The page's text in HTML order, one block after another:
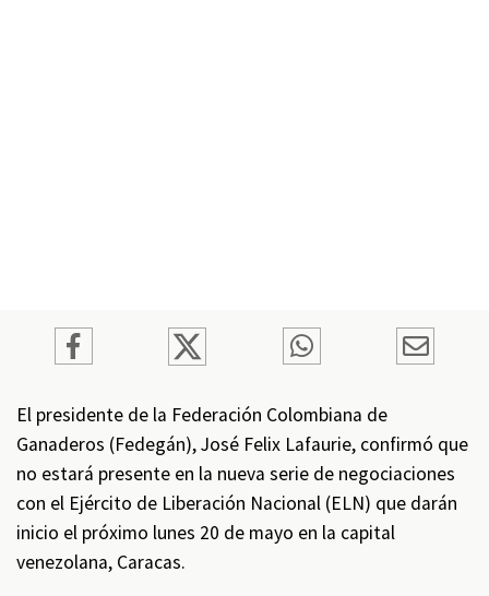
El presidente de la Federación Colombiana de
Ganaderos (Fedegán), José Felix Lafaurie, confirmó que
no estará presente en la nueva serie de negociaciones
con el Ejército de Liberación Nacional (ELN) que darán
inicio el próximo lunes 20 de mayo en la capital
venezolana, Caracas.